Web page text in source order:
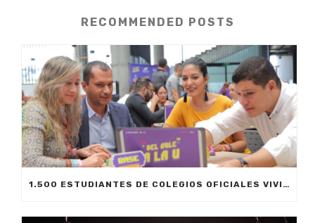
RECOMMENDED POSTS
1.500 ESTUDIANTES DE COLEGIOS OFICIALES VIVIRÁN SU PRIMERA EXPERIENCIA UNIVERSITARIA